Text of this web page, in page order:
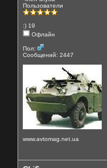
Пользователи
:) 19
Офлайн
Пол:
Сообщений: 2447
www.avtomag.net.ua